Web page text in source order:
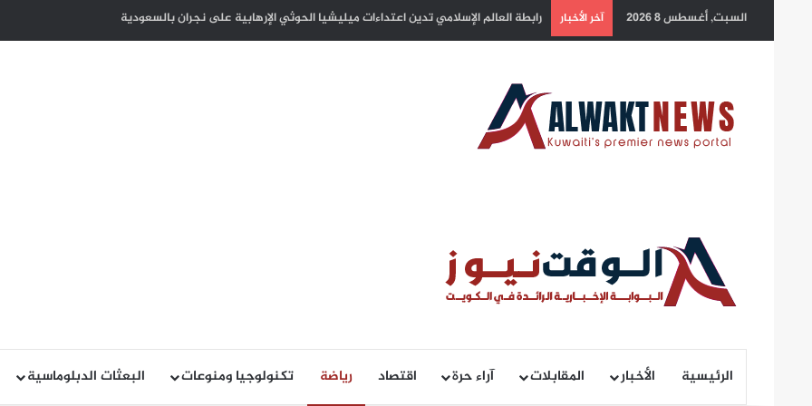
السبت, أغسطس 8 2026 آخر الأخبار سمو أمير البلاد يهنئ رئيس كوت ديفوار بذكرى الاستقلال لبلاده
الرئيسية الأخبار المقابلات آراء حرة اقتصاد رياضة تكنولوجيا ومنوعات البعثات الدبلوماسية